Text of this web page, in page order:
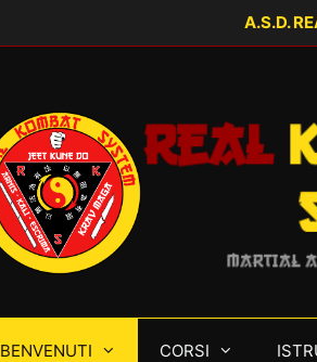
A.S.D.
Real
MARTIAL
BENVENUTI CORSI